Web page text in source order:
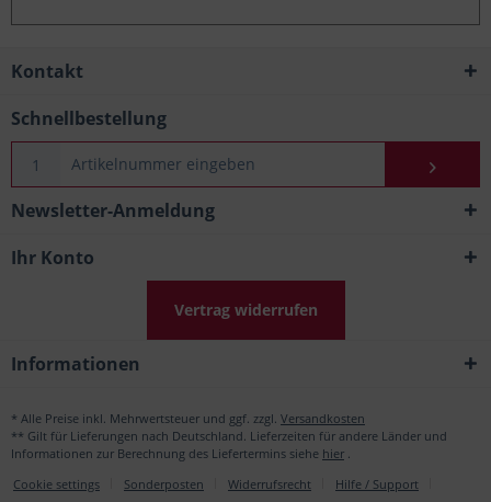
Kontakt
Schnellbestellung
Newsletter-Anmeldung
Ihr Konto
Vertrag widerrufen
Informationen
* Alle Preise inkl. Mehrwertsteuer und ggf. zzgl. Versandkosten
** Gilt für Lieferungen nach Deutschland. Lieferzeiten für andere Länder und
Informationen zur Berechnung des Liefertermins siehe hier
Cookie settings
Sonderposten Widerrufsrecht Hilfe / Support